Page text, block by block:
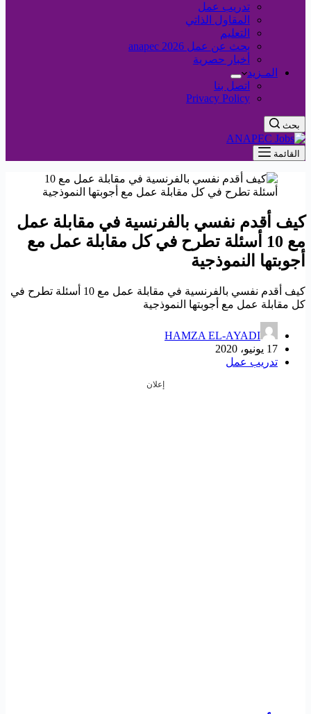
تدريب عمل
المقاول الذاتي
التعليم
بحث عن عمل 2026 anapec
أخبار حصرية
المـزيد
اتصل بنا
Privacy Policy
بحث
القائمة
كيف أقدم نفسي بالفرنسية في مقابلة عمل
مع 10 أسئلة تطرح في كل مقابلة عمل مع
أجوبتها النموذجية
كيف أقدم نفسي بالفرنسية في مقابلة عمل مع 10 أسئلة تطرح في
كل مقابلة عمل مع أجوبتها النموذجية
HAMZA EL-AYADI
17 يونيو، 2020
تدريب عمل
إعلان